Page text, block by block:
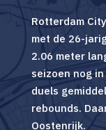
Rotterdam
met de 26-
2.06 meter
seizoen nog
duels
rebounds.
Oostenrijk.